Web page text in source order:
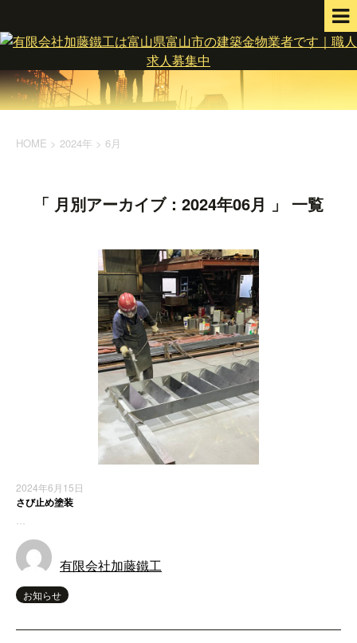
HOME > 2024年 > 6月
「 月別アーカイブ：2024年06月 」 一覧
2024年6月15日
さび止め塗装
…
有限会社加藤鐵工
お知らせ